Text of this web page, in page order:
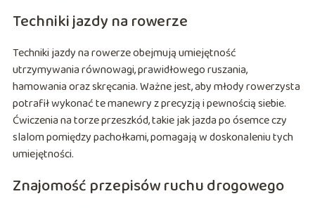
Techniki jazdy na rowerze
Techniki jazdy na rowerze obejmują umiejętność
utrzymywania równowagi, prawidłowego ruszania,
hamowania oraz skręcania. Ważne jest, aby młody rowerzysta
potrafił wykonać te manewry z precyzją i pewnością siebie.
Ćwiczenia na torze przeszkód, takie jak jazda po ósemce czy
slalom pomiędzy pachołkami, pomagają w doskonaleniu tych
umiejętności.
Znajomość przepisów ruchu drogowego